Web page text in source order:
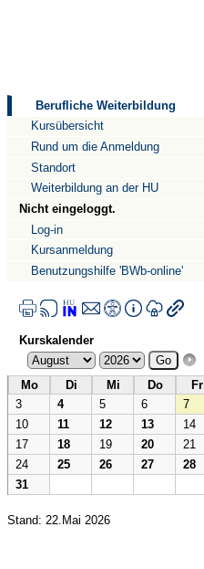
Berufliche Weiterbildung
Kursübersicht
Rund um die Anmeldung
Standort
Weiterbildung an der HU
Nicht eingeloggt.
Log-in
Kursanmeldung
Benutzungshilfe 'BWb-online'
Kurskalender
Mo Di Mi Do
Fr
3
4 5 6
7
10
11 12 13
14
17
18 19 20
21
24
25 26 27
28
31
Stand: 22.Mai 2026